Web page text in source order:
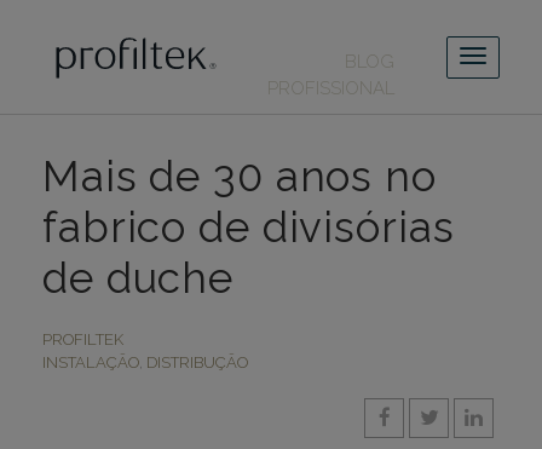
BLOG
PROFISSIONAL
Mais de 30 anos no
fabrico de divisórias
de duche
PROFILTEK
INSTALAÇÃO, DISTRIBUÇÃO